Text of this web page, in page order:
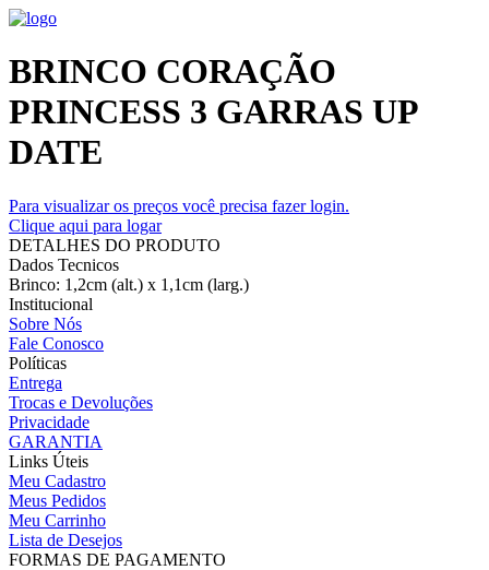
BRINCO CORAÇÃO
PRINCESS 3 GARRAS UP
DATE
Para visualizar os preços você precisa fazer login.
Clique aqui para logar
DETALHES DO PRODUTO
Dados Tecnicos
Brinco: 1,2cm (alt.) x 1,1cm (larg.)
Institucional
Sobre Nós
Fale Conosco
Políticas
Entrega
Trocas e Devoluções
Privacidade
GARANTIA
Links Úteis
Meu Cadastro
Meus Pedidos
Meu Carrinho
Lista de Desejos
FORMAS DE PAGAMENTO